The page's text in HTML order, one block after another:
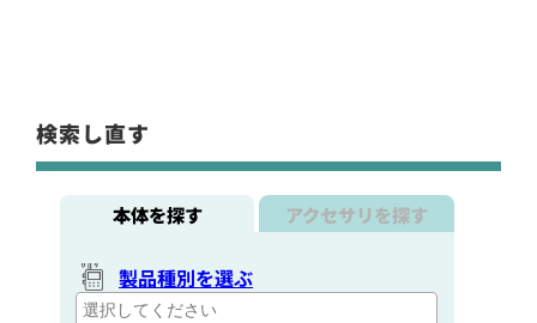
検索し直す
本体を探す アクセサリを探す
製品種別を選ぶ